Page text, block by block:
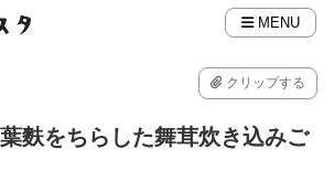
MENU
クリップする
麩をちらした舞茸炊き込みご